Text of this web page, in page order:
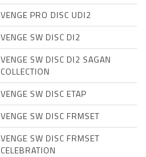
VENGE PRO DISC UDI2
VENGE SW DISC DI2
VENGE SW DISC DI2 SAGAN
COLLECTION
VENGE SW DISC ETAP
VENGE SW DISC FRMSET
VENGE SW DISC FRMSET
CELEBRATION